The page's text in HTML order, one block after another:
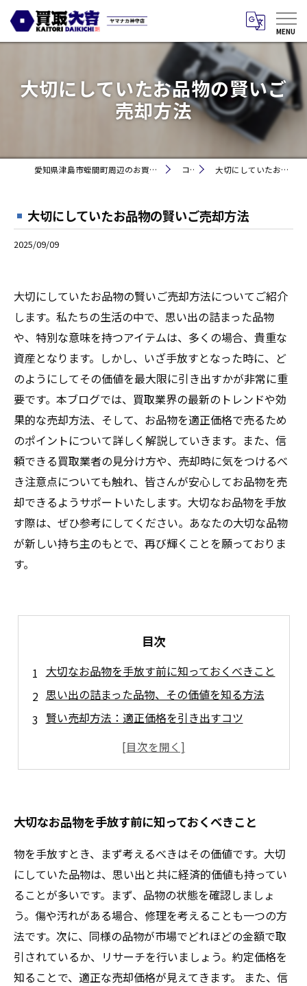
大切にしていたお品物の賢いご
売却方法
愛知県津島市蛭間町周辺のお買取りなら買取大吉 ヤマナカ神守店 コラム 大切にしていたお品物の賢いご売却方法
大切にしていたお品物の賢いご売却方法
2025/09/09
大切にしていたお品物の賢いご売却方法についてご紹介
します。私たちの生活の中で、思い出の詰まった品物
や、特別な意味を持つアイテムは、多くの場合、貴重な
資産となります。しかし、いざ手放すとなった時に、ど
のようにしてその価値を最大限に引き出すかが非常に重
要です。本ブログでは、買取業界の最新のトレンドや効
果的な売却方法、そして、お品物を適正価格で売るため
のポイントについて詳しく解説していきます。また、信
頼できる買取業者の見分け方や、売却時に気をつけるべ
き注意点についても触れ、皆さんが安心してお品物を売
却できるようサポートいたします。大切なお品物を手放
す際は、ぜひ参考にしてください。あなたの大切な品物
が新しい持ち主のもとで、再び輝くことを願っておりま
す。
目次
大切なお品物を手放す前に知っておくべきこと
思い出の詰まった品物、その価値を知る方法
賢い売却方法：適正価格を引き出すコツ
信頼できる買取業者の見分け方とは？
大切なお品物を手放す前に知っておくべきこと
物を手放すとき、まず考えるべきはその価値です。大切
にしていた品物は、思い出と共に経済的価値も持ってい
ることが多いです。まず、品物の状態を確認しましょ
う。傷や汚れがある場合、修理を考えることも一つの方
法です。次に、同様の品物が市場でどれほどの金額で取
引されているか、リサーチを行いましょう。約定価格を
知ることで、適正な売却価格が見えてきます。 また、信